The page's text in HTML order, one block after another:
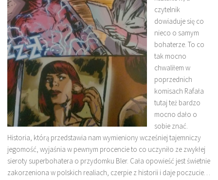
czytelnik
dowiaduje się co
nieco o samym
bohaterze. To co
tak mocno
chwaliłem w
poprzednich
komisach Rafała
tutaj też bardzo
mocno dało o
sobie znać.
Historia, którą przedstawia nam wymieniony wcześniej tajemniczy
jegomość, wyjaśnia w pewnym procencie to co uczyniło ze zwykłej
sieroty superbohatera o przydomku Bler. Cała opowieść jest świetnie
zakorzeniona w polskich realiach, czerpie z historii i daje poczucie…